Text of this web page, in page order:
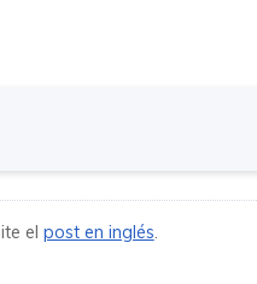
el post en inglés.